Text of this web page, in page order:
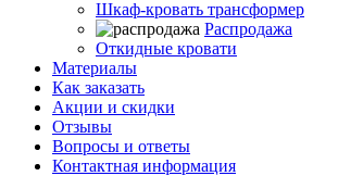
Шкаф-кровать трансформер
Распродажа
Откидные кровати
Материалы
Как заказать
Акции и скидки
Отзывы
Вопросы и ответы
Контактная информация